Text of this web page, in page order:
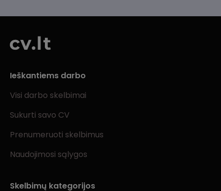
Ieškantiems darbo
Visi darbo skelbimai
Sukurti savo CV
Prenumeruoti skelbimus
Naudojimosi sąlygos
Skelbimų kategorijos